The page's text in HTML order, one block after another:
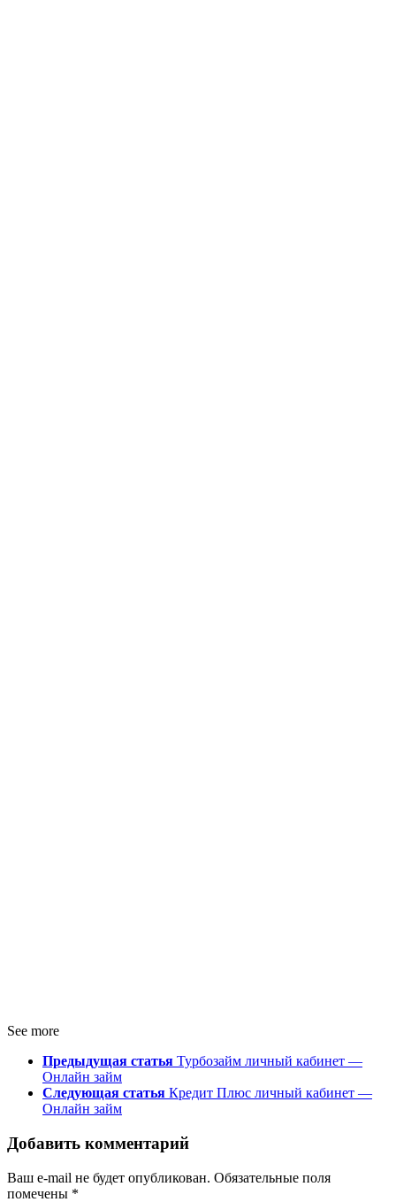
See more
Предыдущая статья Турбозайм личный кабинет —
Онлайн займ
Следующая статья Кредит Плюс личный кабинет —
Онлайн займ
Добавить комментарий
Ваш e-mail не будет опубликован. Обязательные поля
помечены *